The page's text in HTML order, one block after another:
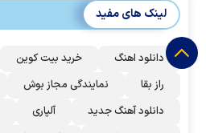
لینک های مفید
دانلود اهنگ خرید بیت کوین
راز بقا
نمایندگی مجاز بوش
دانلود آهنگ جدید
آلپاری